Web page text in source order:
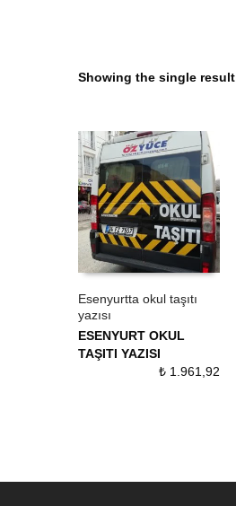
Showing the single result
Esenyurtta okul taşıtı
yazısı
ESENYURT OKUL
TAŞITI YAZISI
₺1.961,92